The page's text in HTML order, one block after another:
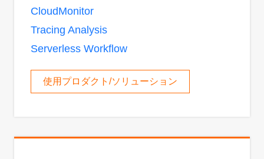
CloudMonitor
Tracing Analysis
Serverless Workflow
使用プロダクト/ソリューション